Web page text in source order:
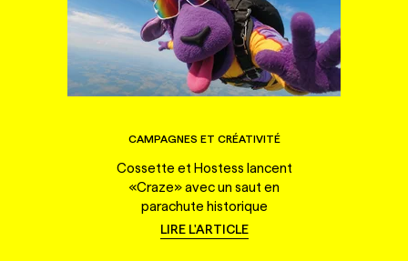
CAMPAGNES ET CRÉATIVITÉ
Cossette et Hostess lancent
«Craze» avec un saut en
parachute historique
LIRE L'ARTICLE